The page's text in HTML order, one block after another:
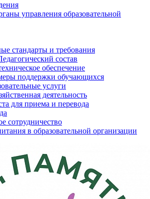
управления образовательной
стандарты и требования
состав
обеспечение
поддержки обучающихся
услуги
деятельность
для приема и перевода
сотрудничество
в образовательной организации